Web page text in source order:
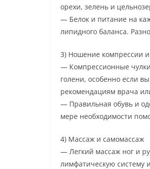
орехи, зелень и
— Белок и питание на
липидного баланса.
3) Ношение компрессии
— Компрессионные чулки
голени, особенно если
рекомендациям врача
— Правильная обувь и
мере необходимости
4) Массаж и самомассаж
— Легкий массаж ног и
лимфатическую систему